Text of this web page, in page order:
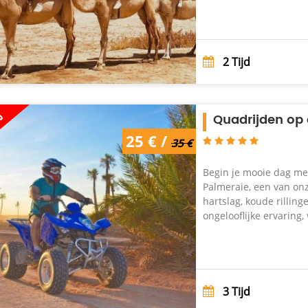
2Tijd
35 € / 25 €
25 € / 35 €
Quadrijden op
Begin je mooie dag
Palmeraie, een van
hartslag, koude
ongelooflijke ervaring,
3Tijd